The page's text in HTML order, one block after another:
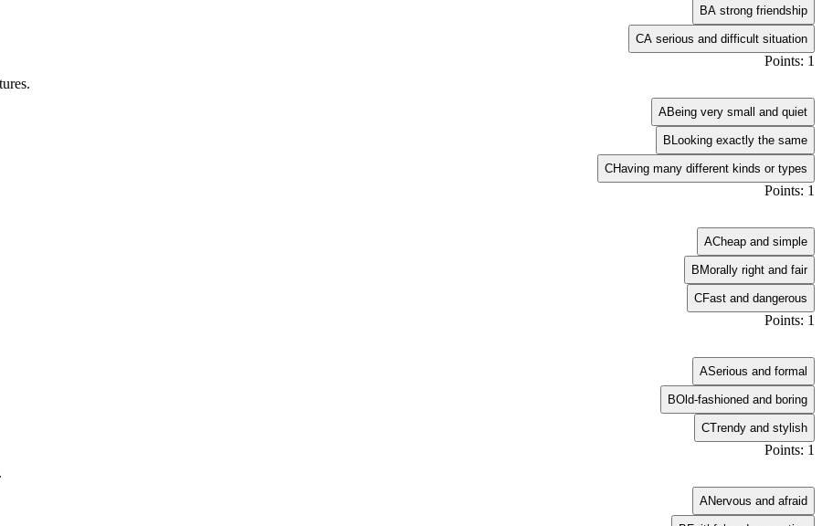
BA strong friendship
CA serious and difficult situation
Points: 1
ABeing very small and quiet
B Looking exactly the same
CHaving many different kinds or types
Points: 1
ACheap and simple
B Morally right and fair
CFast and dangerous
Points: 1
ASerious and formal
BOld-fashioned and boring
CTrendy and stylish
Points: 1
ANervous and afraid